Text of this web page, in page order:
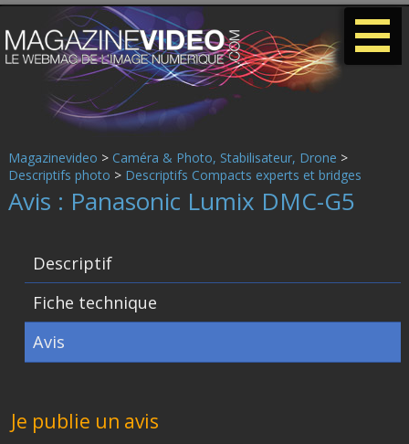
Magazinevideo > Caméra & Photo, Stabilisateur, Drone >
Descriptifs photo > Descriptifs Compacts experts et bridges
Avis : Panasonic Lumix DMC-G5
Descriptif
Fiche technique
Avis
Je publie un avis
-
-
-